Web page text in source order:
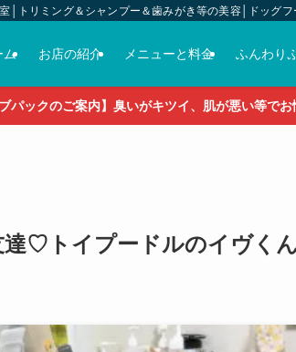
│トリミング＆シャンプー＆歯みがき等の美容│ドッグフ
ム お店の紹介 メニューと料金 ふんわり
ブパックのご案内】臭いがキツイ、肌が悪い等で
♡トイプードルのイヴく